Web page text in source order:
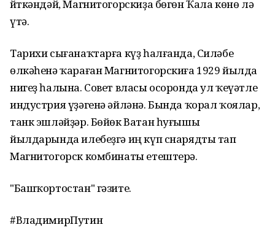
Әйткәндәй, Магнитогорскиҙа бөгөн Ҡала көнө лә
үтә.
Тарихи сығанаҡтарға күҙ һалғанда, Силәбе
өлкәһенә ҡараған Магнитогорскиға 1929 йылда
нигеҙ һалына. Совет власы осоронда ул ҡеүәтле
индустрия үҙәгенә әйләнә. Бында ҡорал ҡоялар,
танк эшләйҙәр. Бөйөк Ватан һуғышы
йылдарында илебеҙгә иң күп снарядты тап
Магнитогорск комбинаты етештерә.
"Башҡортостан" гәзите.
#ВладимирПутин